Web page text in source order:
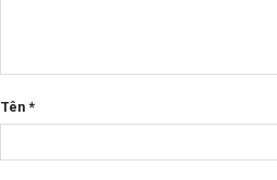
Tên *